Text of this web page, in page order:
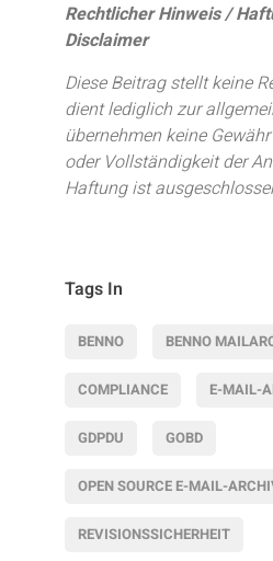
Rechtlicher Hinweis /
Disclaimer
Diese Beitrag stellt keine
dient lediglich zur
übernehmen keine
oder Vollständigkeit der
Haftung ist
Tags In
BENNO BENNO
COMPLIANCE E-MAIL-
GDPDU GOBD
OPEN SOURCE E-MAIL-
REVISIONSSICHERHEIT